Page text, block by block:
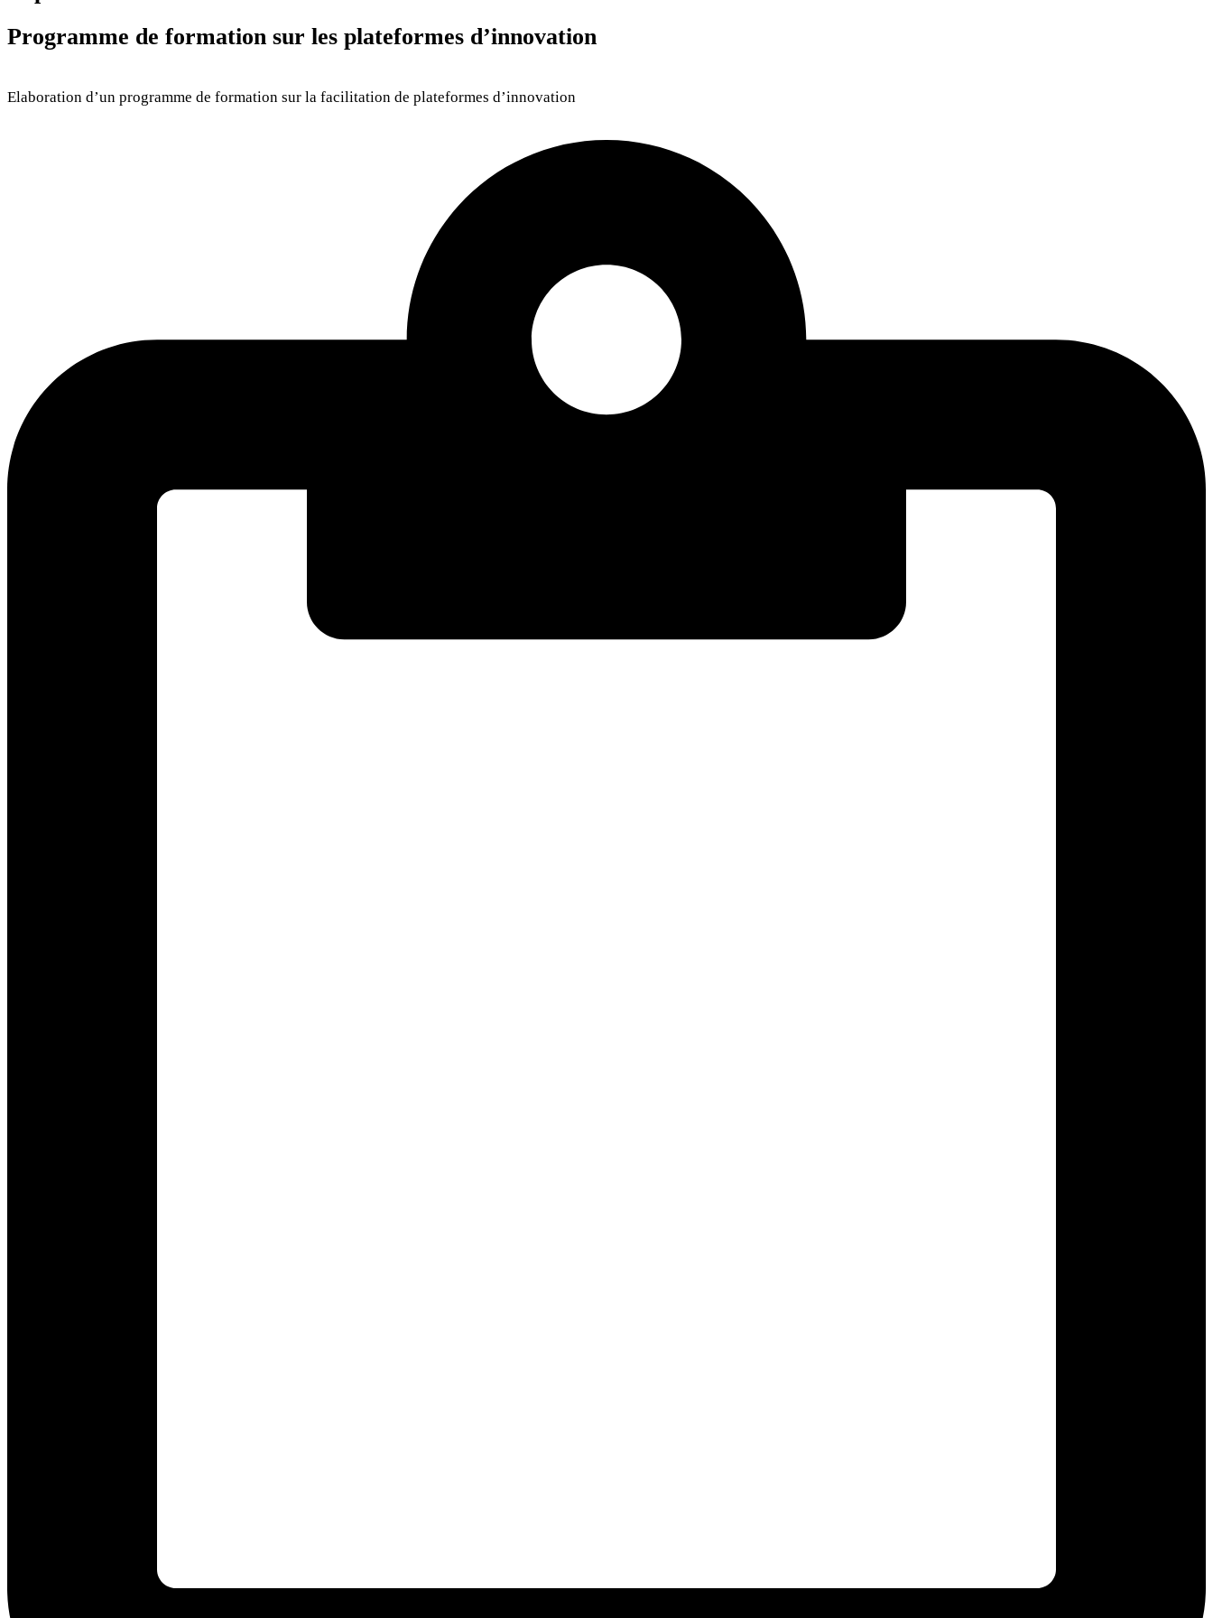
Programme de formation sur les plateformes d’innovation
Elaboration d’un programme de formation sur la facilitation de plateformes d’innovation